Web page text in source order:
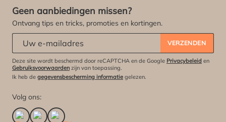
Geen aanbiedingen missen?
Ontvang tips en tricks, promoties en kortingen.
VERZENDEN
Deze site wordt beschermd door reCAPTCHA en de Google Privacybeleid en
Gebruiksvoorwaarden zijn van toepassing.
Ik heb de gegevensbescherming informatie gelezen.
Volg ons: